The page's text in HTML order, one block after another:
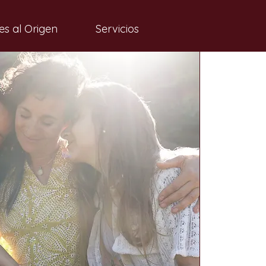
al Origen Servicios